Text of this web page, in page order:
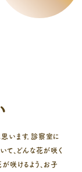
います。診察室に
て、どんな花が咲く
咲けるよう、お子